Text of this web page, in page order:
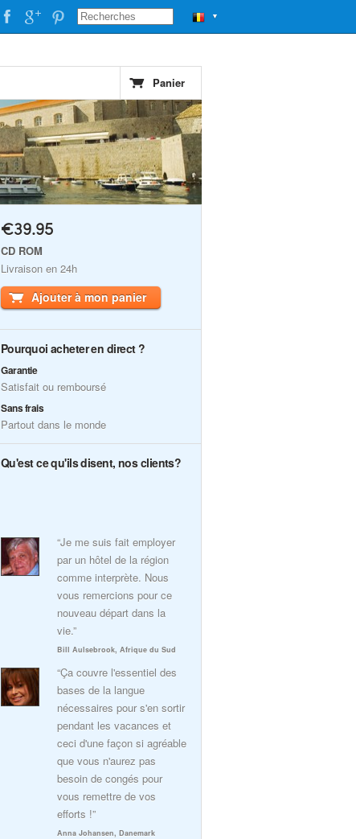
▼
Panier
€39.95
CD ROM
Livraison en 24h
Ajouter à mon panier
Pourquoi acheter en direct ?
Garantie
Satisfait ou remboursé
Sans frais
Partout dans le monde
Qu'est ce qu'ils disent, nos clients?
“Je me suis fait employer
par un hôtel de la région
comme interprète. Nous
vous remercions pour ce
nouveau départ dans la
vie.”
Bill Aulsebrook, Afrique du Sud
“Ça couvre l'essentiel des
bases de la langue
nécessaires pour s'en sortir
pendant les vacances et
ceci d'une façon si agréable
que vous n'aurez pas
besoin de congés pour
vous remettre de vos
efforts !”
Anna Johansen, Danemark